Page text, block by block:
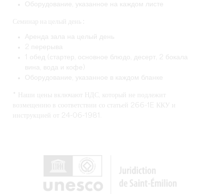
Оборудование, указанное на каждом листе
Семинар на целый день :
Аренда зала на целый день
2 перерыва
1 обед (стартер, основное блюдо, десерт, 2 бокала
вина, вода и кофе)
Оборудование, указанное в каждом бланке
* Наши цены включают НДС, который не подлежит
возмещению в соответствии со статьей 266-1E ККУ и
инструкцией от 24-06-1981.